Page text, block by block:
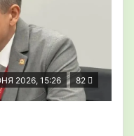
2026, 15:26 82